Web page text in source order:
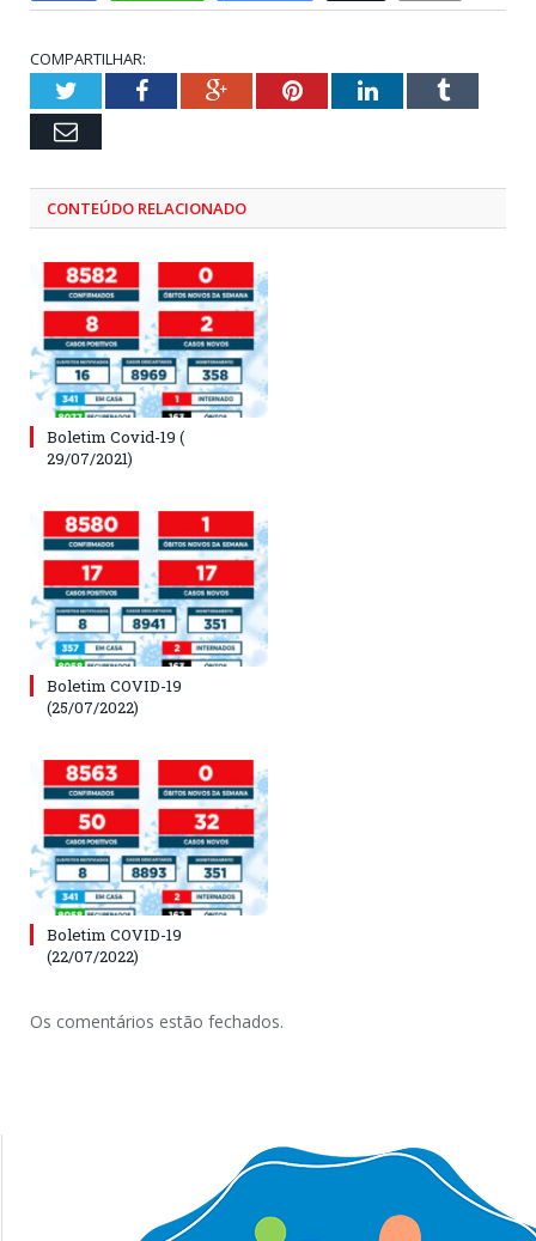
COMPARTILHAR:
TwitterFacebookGoogle+PinterestLinkedInTumblr
Email
CONTEÚDO RELACIONADO
Boletim Covid-19 (
29/07/2021)
Boletim COVID-19
(25/07/2022)
Boletim COVID-19
(22/07/2022)
Os comentários estão fechados.